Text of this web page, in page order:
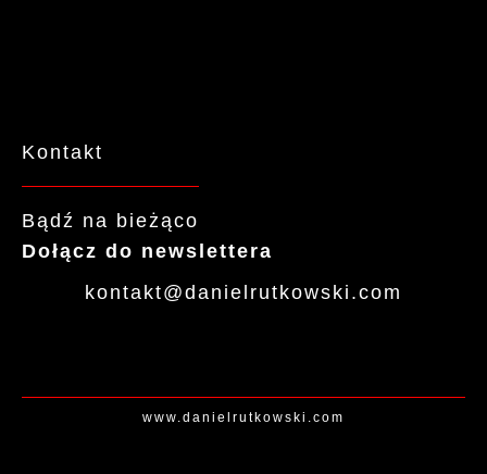
Kontakt
Bądź na bieżąco
Dołącz do newslettera
kontakt@daniel rutkowski .com
www.danielrutkowski.com